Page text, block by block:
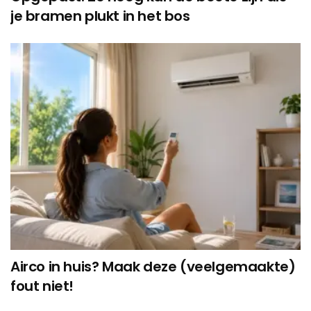
je bramen plukt in het bos
Airco in huis? Maak deze (veelgemaakte)
fout niet!